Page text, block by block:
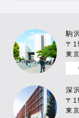
駒
〒
東
深
〒
東